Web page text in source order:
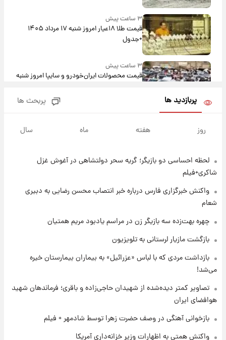
۳ ساعت پیش
قیمت طلا ۱۸عیار امروز شنبه ۱۷ مرداد ۱۴۰۵
+جدول
۳ ساعت پیش
قیمت محصولات ایران‌خودرو و سایپا امروز شنبه
شنبه ۱۷ مرداد ۱۴۰۵
۱۷ ساعت پیش
تصاویر کمتر دیده‌شده از شهیدان حاجی‌زاده و
باقری؛ فرماندهان شهید هوافضای ایران
۱ روز پیش
قیمت‌ها تغییر کرد
پربازدید ها پربحث ها
روز هفته ماه سال
لحظه احساسی دو بازیگر؛ گریه سحر دولتشاهی در آغوش غزل
شاکری+فیلم
واکنش خبرگزاری فارس درباره خبر انتصاب محسن رضایی به دبیری
شعام
چهره بهت‌زده سه بازیگر زن در مراسم یادبود مریم همتیان
بازگشت مازیار لرستانی به تلویزیون
بازداشت مردی که با لباس «عزرائیل» به بیماران بیمارستان خیره
می‌شد!
تصاویر کمتر دیده‌شده از شهیدان حاجی‌زاده و باقری؛ فرماندهان شهید
هوافضای ایران
بازخوانی آهنگی در وصف حضرت زهرا توسط شادمهر + فیلم
واکنش همتی به اظهارات وزیر خزانه‌داری آمریکا